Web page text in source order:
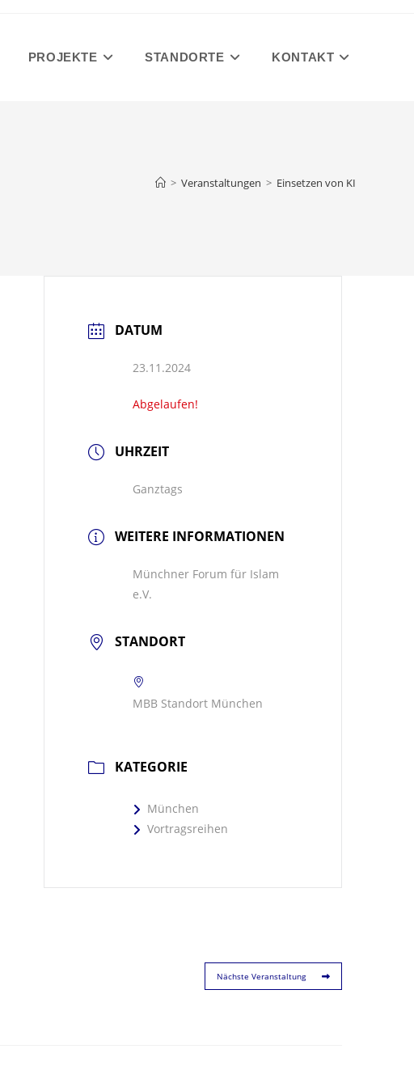
PROJEKTE STANDORTE KONTAKT
> Veranstaltungen > Einsetzen von KI
DATUM
23.11.2024
Abgelaufen!
UHRZEIT
Ganztags
WEITERE INFORMATIONEN
Münchner Forum für Islam
e.V.
STANDORT
MBB Standort München
KATEGORIE
München
Vortragsreihen
Nächste Veranstaltung